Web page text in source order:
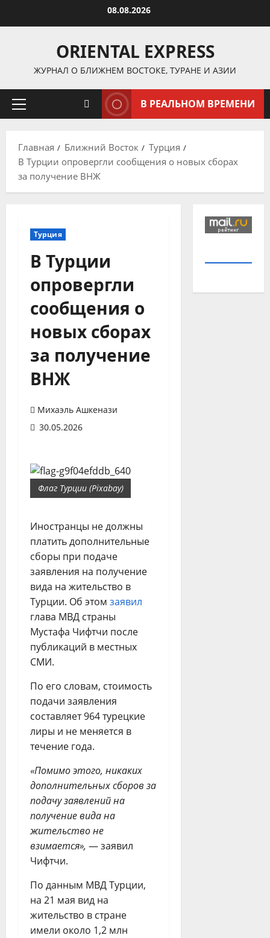
08.08.2026
ORIENTAL EXPRESS
ЖУРНАЛ О БЛИЖНЕМ ВОСТОКЕ, ТУРАНЕ И АЗИИ
Основное
В РЕАЛЬНОМ ВРЕМЕНИ
Главная Ближний Восток
Турция
В Турции опровергли сообщения о новых сборах
за получение ВНЖ
Турция
В Турции
опровергли
сообщения о
новых сборах
за получение
ВНЖ
Михаэль Ашкенази
30.05.2026
Флаг Турции (Pixabay)
Иностранцы не должны
платить дополнительные
сборы при подаче
заявления на получение
вида на жительство в
Турции. Об этом заявил
глава МВД страны
Мустафа Чифтчи после
публикаций в местных
СМИ.
По его словам, стоимость
подачи заявления
составляет 964 турецкие
лиры и не меняется в
течение года.
«Помимо этого, никаких
дополнительных сборов за
подачу заявлений на
получение вида на
жительство не
взимается», — заявил
Чифтчи.
По данным МВД Турции,
на 21 мая вид на
жительство в стране
имели около 1,2 млн